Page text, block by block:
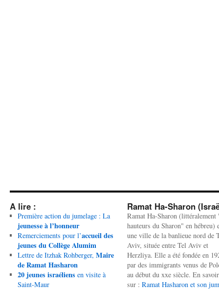
A lire :
Première action du jumelage : La
jeunesse à l’honneur
Remerciements pour l’accueil des
jeunes du Collège Alumim
Lettre de Itzhak Rohberger, Maire
de Ramat Hasharon
20 jeunes israéliens en visite à
Saint-Maur
Ramat Ha-Sharon
Ramat Ha-Sharon (littéralement
hauteurs du Sharon" en hébreu)
une ville de la banlieue nord de
Aviv, située entre Tel Aviv et
Herzliya. Elle a été fondée en
par des immigrants venus de
au début du xxe siècle. En
sur : Ramat Hasharon et son